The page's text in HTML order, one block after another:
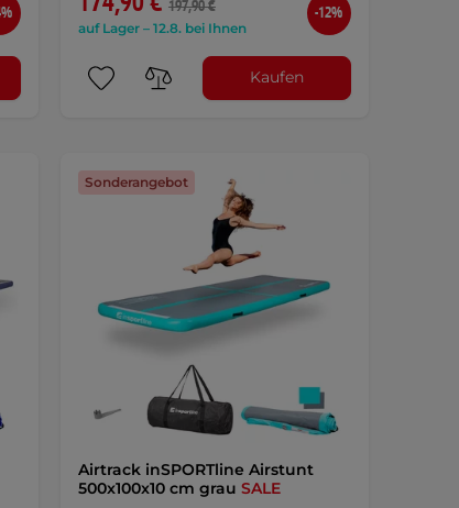
197,90 €
auf Lager – 12.8. bei Ihnen
-12%
Kaufen
Sonderangebot
Airtrack inSPORTline Airstunt
500x100x10 cm grau SALE